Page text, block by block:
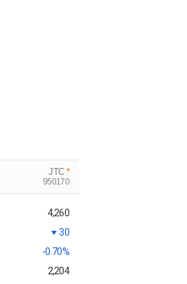
JTC *
950170
4,260
30
-0.70%
2,204